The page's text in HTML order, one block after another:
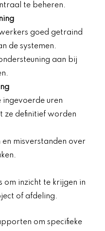
te beheren.
goed getraind
de systemen.
aan bij
ingevoerde uren
ze definitief worden
misverstanden over
inzicht te krijgen in
of afdeling.
om specifieke